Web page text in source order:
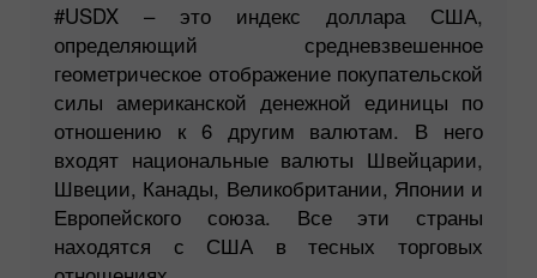
#USDX – это индекс доллара США,
определяющий средневзвешенное
геометрическое отображение покупательской
силы американской денежной единицы по
отношению к 6 другим валютам. В него
входят национальные валюты Швейцарии,
Швеции, Канады, Великобритании, Японии и
Европейского союза. Все эти страны
находятся с США в тесных торговых